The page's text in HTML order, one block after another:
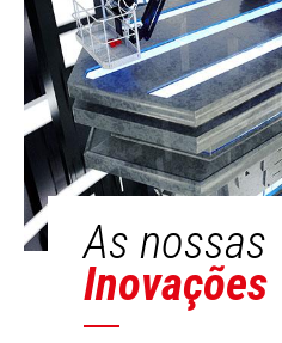
As nossas
Inovações